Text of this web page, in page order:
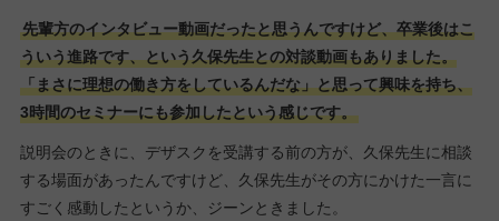
先輩方のインタビュー動画だったと思うんですけど、卒業後はこ
ういう進路です、という久保先生との対談動画もありました。
「まさに理想の働き方をしているんだな」と思って興味を持ち、
3時間のセミナーにも参加したという感じです。
説明会のときに、デザスクを受講する前の方が、久保先生に相談
する場面があったんですけど、久保先生がその方にかけた一言に
すごく感動したというか、ジーンときました。